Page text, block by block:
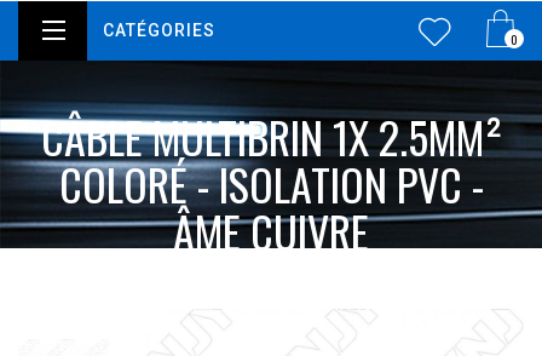
0
CATÉGORIES
CÂBLE MULTIBRIN 1X 2.5MM²
COLORÉ - ISOLATION PVC -
ÂME CUIVRE